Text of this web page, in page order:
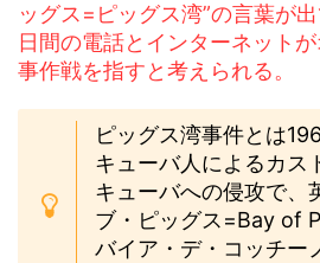
ッグス=ピッグス湾”の言葉が
日間の電話とインターネット
事作戦を指すと考えられる。
ピッグス湾事件とは
キューバ人によるカス
キューバへの侵攻で、
ブ・ピッグス=Bay of
バイア・デ・コッチー